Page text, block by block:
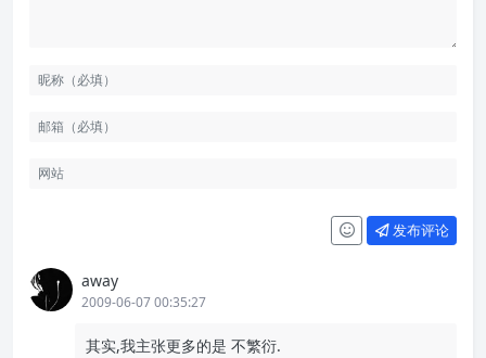
发布评论
away
2009-06-07 00:35:27
其实,我主张更多的是 不繁衍.